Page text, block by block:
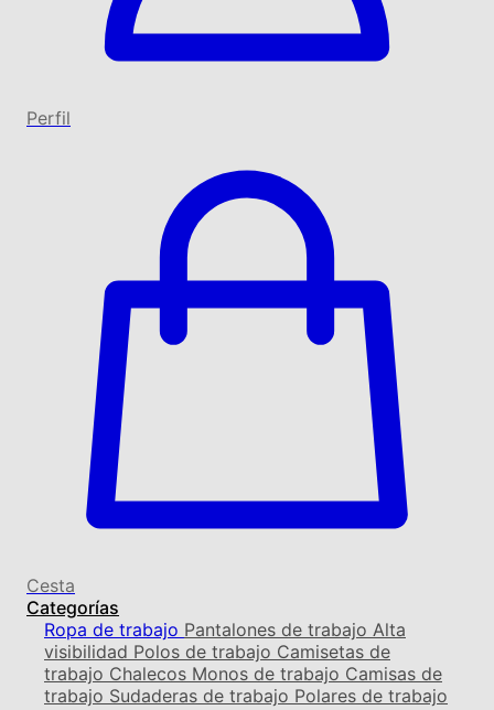
Perfil
Cesta
Categorías
Ropa de trabajo Pantalones de trabajo Alta
visibilidad Polos de trabajo Camisetas de
trabajo Chalecos Monos de trabajo Camisas de
trabajo Sudaderas de trabajo Polares de trabajo